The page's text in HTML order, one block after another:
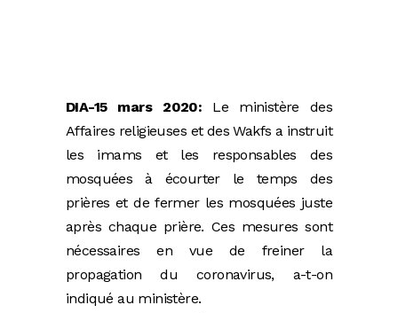
DIA-15 mars 2020: Le ministère des
Affaires religieuses et des Wakfs a instruit
les imams et les responsables des
mosquées à écourter le temps des
prières et de fermer les mosquées juste
après chaque prière. Ces mesures sont
nécessaires en vue de freiner la
propagation du coronavirus, a-t-on
indiqué au ministère.